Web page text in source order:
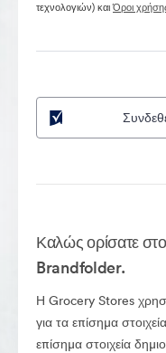
τεχνολογιών) καιΌροι
Καλώς ορίσατε
Brandfolder.
Η Grocery Stores
για τα επίσημα
επίσημα στοιχεία